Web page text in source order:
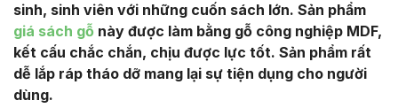
sinh, sinh viên với những cuốn sách lớn. Sản phẩm
giá sách gỗ này được làm bằng gỗ công nghiệp MDF,
kết cấu chắc chắn, chịu được lực tốt. Sản phẩm rất
dễ lắp ráp tháo dỡ mang lại sự tiện dụng cho người
dùng.